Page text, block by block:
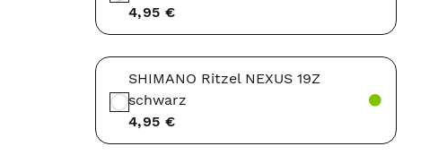
4,95 €
SHIMANO Ritzel NEXUS 19Z
schwarz
4,95 €